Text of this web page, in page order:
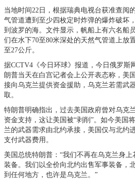
当地时间22日，根据瑞典电视台获准查阅
气管道遭到至少四枚定时炸弹的爆炸破坏
到波罗的海。文件显示，帆船上有六名船
们在水下70至80米深处的天然气管道上放
至27公斤。
据CCTV4《今日环球》报道，今日俄罗斯
朗普当天在白宫记者会上公开表态称，美
接向乌克兰提供资金援助，乌克兰若需武
取。
特朗普明确指出，过去美国政府曾对乌克
资金支持，这让美国被“剥削”。如今美国
兰的武器需求由北约承接，美国仅与北约
支付武器费用。
美国总统特朗普：“我们不再在乌克兰身
装备。我们以全价向北约出售军事装备，
到任何地方，也许是乌克兰。”